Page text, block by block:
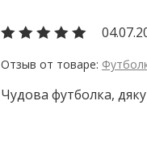
Чудова футболка,